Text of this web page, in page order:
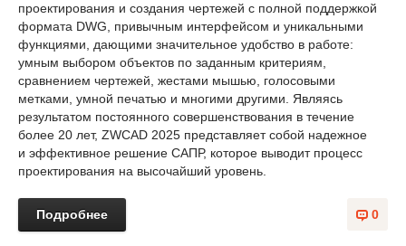
проектирования и создания чертежей с полной поддержкой
формата DWG, привычным интерфейсом и уникальными
функциями, дающими значительное удобство в работе:
умным выбором объектов по заданным критериям,
сравнением чертежей, жестами мышью, голосовыми
метками, умной печатью и многими другими. Являясь
результатом постоянного совершенствования в течение
более 20 лет, ZWCAD 2025 представляет собой надежное
и эффективное решение САПР, которое выводит процесс
проектирования на высочайший уровень.
0
Подробнее